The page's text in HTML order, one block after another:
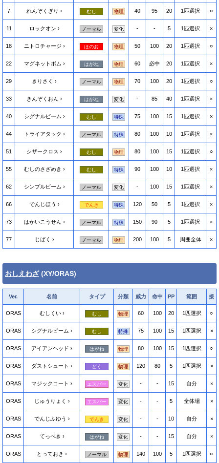
7 れんぞくぎり むし 物理 40 95 20 1匹選択 ○
11 ロックオン ノーマル 変化 - - 5 1匹選択 ×
18 ニトロチャージ ほのお 物理 50 100 20 1匹選択 ○
22 マグネットボム はがね 物理 60 必中 20 1匹選択 ×
29 きりさく ノーマル 物理 70 100 20 1匹選択 ○
33 きんぞくおん はがね 変化 - 85 40 1匹選択 ×
40 シグナルビーム むし 特殊 75 100 15 1匹選択 ×
44 トライアタック ノーマル 特殊 80 100 10 1匹選択 ×
51 シザークロス むし 物理 80 100 15 1匹選択 ○
55 むしのさざめき むし 特殊 90 100 10 1匹選択 ×
62 シンプルビーム ノーマル 変化 - 100 15 1匹選択 ×
66 でんじほう でんき 特殊 120 50 5 1匹選択 ×
73 はかいこうせん ノーマル 特殊 150 90 5 1匹選択 ×
77 じばく ノーマル 物理 200 100 5 周囲全体 ×
おしえわざ(XY/ORAS)
Ver. 名前 タイプ 分類 威力 命中 PP 範囲 接
ORAS むしくい むし 物理 60 100 20 1匹選択 ○
ORAS シグナルビーム むし 特殊 75 100 15 1匹選択 ×
ORAS アイアンヘッド はがね 物理 80 100 15 1匹選択 ○
ORAS ダストシュート どく 物理 120 80 5 1匹選択 ×
ORAS マジックコート エスパー 変化 - - 15 自分 ×
ORAS じゅうりょく エスパー 変化 - - 5 全体場 ×
ORAS でんじふゆう でんき 変化 - - 10 自分 ×
ORAS てっぺき はがね 変化 - - 15 自分 ×
ORAS とっておき ノーマル 物理 140 100 5 1匹選択 ○